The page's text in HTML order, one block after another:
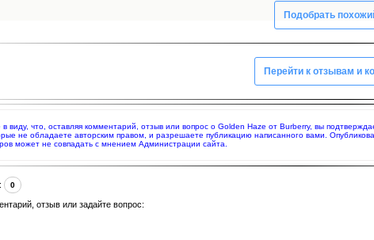
Подобрать
Перейти к отзывам и
виду, что, оставляя комментарий, отзыв или вопрос о Golden Haze от Burberry, вы
не обладаете авторским правом, и разрешаете публикацию написанного вами.
может не совпадать с мнением Администрации сайта.
: 0
отзыв или задайте вопрос: